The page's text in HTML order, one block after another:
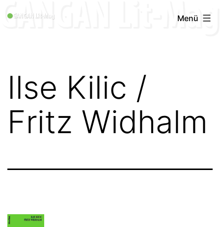
GANGAN
2019
Menü
Ilse Kilic /
Fritz Widhalm